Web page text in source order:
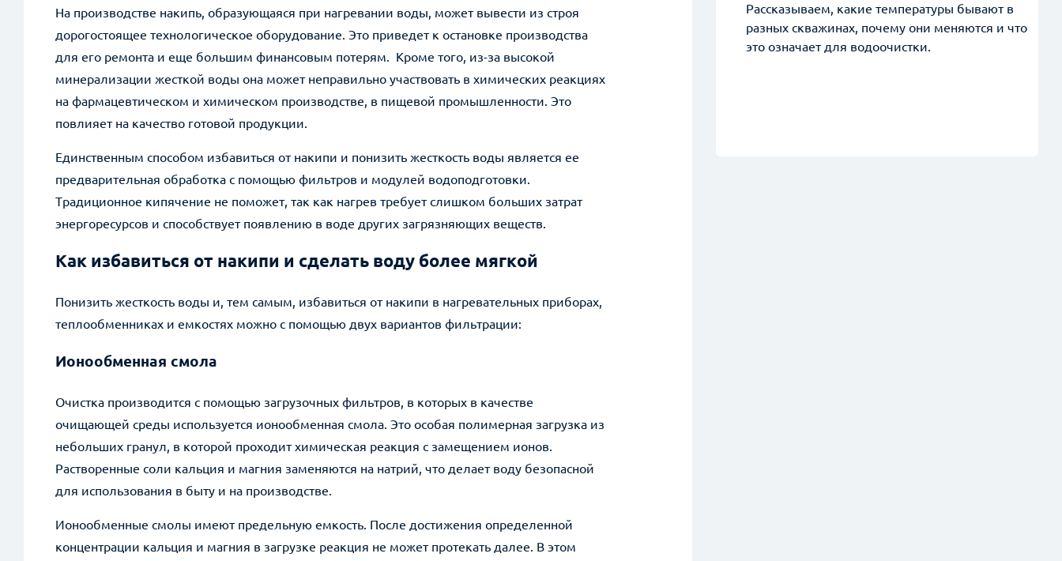
На производстве накипь, образующаяся при нагревании воды, может вывести из строя
дорогостоящее технологическое оборудование. Это приведет к остановке производства
для его ремонта и еще большим финансовым потерям. Кроме того, из-за высокой
минерализации жесткой воды она может неправильно участвовать в химических реакциях
на фармацевтическом и химическом производстве, в пищевой промышленности. Это
повлияет на качество готовой продукции.
Единственным способом избавиться от накипи и понизить жесткость воды является ее
предварительная обработка с помощью фильтров и модулей водоподготовки.
Традиционное кипячение не поможет, так как нагрев требует слишком больших затрат
энергоресурсов и способствует появлению в воде других загрязняющих веществ.
Как избавиться от накипи и сделать воду более мягкой
Понизить жесткость воды и, тем самым, избавиться от накипи в нагревательных приборах,
теплообменниках и емкостях можно с помощью двух вариантов фильтрации:
Ионообменная смола
Очистка производится с помощью загрузочных фильтров, в которых в качестве
очищающей среды используется ионообменная смола. Это особая полимерная загрузка из
небольших гранул, в которой проходит химическая реакция с замещением ионов.
Растворенные соли кальция и магния заменяются на натрий, что делает воду безопасной
для использования в быту и на производстве.
Ионообменные смолы имеют предельную емкость. После достижения определенной
концентрации кальция и магния в загрузке реакция не может протекать далее. В этом
Рассказываем, какие температуры бывают в
разных скважинах, почему они меняются и что
это означает для водоочистки.
Возникли вопросы? Получите ответ от нашего специалиста!
Имя*
+7 (999) 999-99-99*
example@example.ru
Комментарии
Прикрепить файл
Нажимая на кнопку, вы даёте согласие на обработку и защиту данных